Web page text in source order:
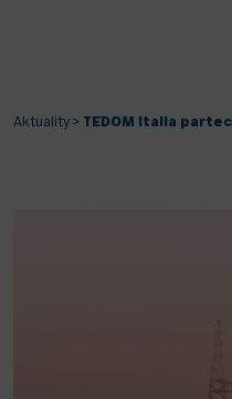
Aktuality > TEDOM Italia